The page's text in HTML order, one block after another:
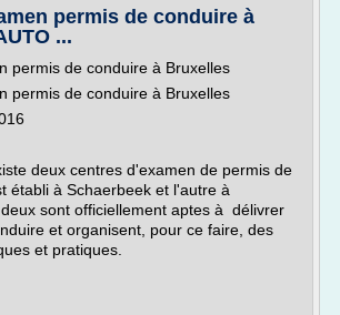
permis de conduire à
...
permis de conduire à Bruxelles
permis de conduire à Bruxelles
deux centres d'examen de permis de
établi à Schaerbeek et l'autre à
sont officiellement aptes à délivrer
et organisent, pour ce faire, des
et pratiques.